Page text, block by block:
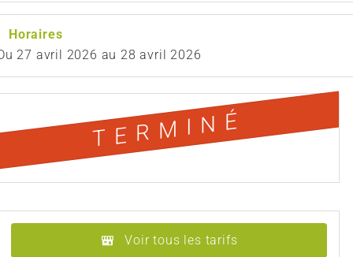
Horaires
27 avril 2026 au 28 avril 2026
TERMINÉ
Voir tous les tarifs